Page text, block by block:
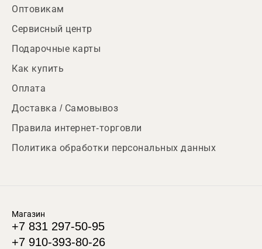
Оптовикам
Сервисный центр
Подарочные карты
Как купить
Оплата
Доставка / Самовывоз
Правила интернет-торговли
Политика обработки персональных данных
Магазин
+7 831 297-50-95
+7 910-393-80-26